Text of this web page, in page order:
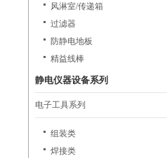
风淋室/传递箱
过滤器
防静电地板
精益线棒
静电仪器设备系列
电子工具系列
组装类
焊接类